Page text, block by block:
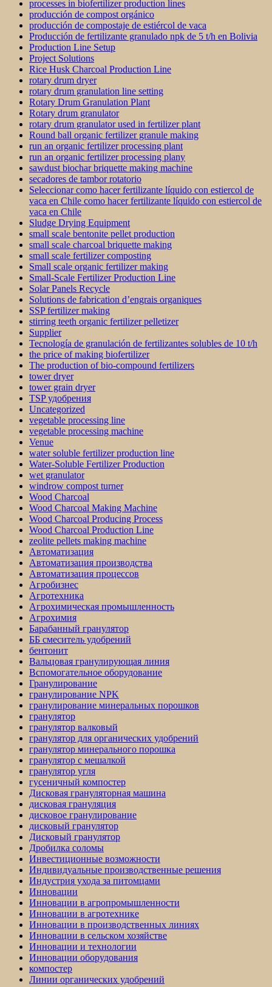
processes in biofertilizer production lines
producción de compost orgánico
producción de compostaje de estiércol de vaca
Producción de fertilizante granulado npk de 5 t/h en Bolivia
Production Line Setup
Project Solutions
Rice Husk Charcoal Production Line
rotary drum dryer
rotary drum granulation line setting
Rotary Drum Granulation Plant
Rotary drum granulator
rotary drum granulator used in fertilizer plant
Round ball organic fertilizer granule making
run an organic fertilizer processing plant
run an organic fertilizer processing plany
sawdust biochar briquette making machine
secadores de tambor rotatorio
Seleccionar como hacer fertilizante líquido con estiercol de
vaca en Chile como hacer fertilizante líquido con estiercol de
vaca en Chile
Sludge Drying Equipment
small scale bentonite pellet production
small scale charcoal briquette making
small scale fertilizer composting
Small scale organic fertilizer making
Small-Scale Fertilizer Production Line
Solar Panels Recycle
Solutions de fabrication d’engrais organiques
SSP fertilizer making
stirring teeth organic fertilizer pelletizer
Supplier
Tecnología de granulación de fertilizantes solubles de 10 t/h
the price of making biofertilizer
The production of bio-compound fertilizers
tower dryer
tower grain dryer
TSP удобрения
Uncategorized
vegetable processing line
vegetable processing machine
Venue
water soluble fertilizer production line
Water-Soluble Fertilizer Production
wet granulator
windrow compost turner
Wood Charcoal
Wood Charcoal Making Machine
Wood Charcoal Producing Process
Wood Charcoal Production Line
zeolite pellets making machine
Автоматизация
Автоматизация производства
Автоматизация процессов
Агробизнес
Агротехника
Агрохимическая промышленность
Агрохимия
Барабанный гранулятор
ББ смеситель удобрений
бентонит
Вальцовая гранулирующая линия
Вспомогательное оборудование
Гранулирование
гранулирование NPK
гранулирование минеральных порошков
гранулятор
гранулятор валковый
гранулятор для органических удобрений
гранулятор минерального порошка
гранулятор с мешалкой
гранулятор угля
гусеничный компостер
Дисковая грануляторная машина
дисковая грануляция
дисковое гранулирование
дисковый гранулятор
Дисковый гранулятор
Дробилка соломы
Инвестиционные возможности
Индивидуальные производственные решения
Индустрия ухода за питомцами
Инновации
Инновации в агропромышленности
Инновации в агротехнике
Инновации в производственных линиях
Инновации в сельском хозяйстве
Инновации и технологии
Инновации оборудования
компостер
Линии органических удобрений